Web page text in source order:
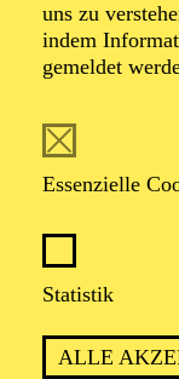
uns zu
indem
gemeldet
Essenzielle
Statistik
ALLE
Die
(Südkorea) und
Park ihr
an der
Dresden, wo sie